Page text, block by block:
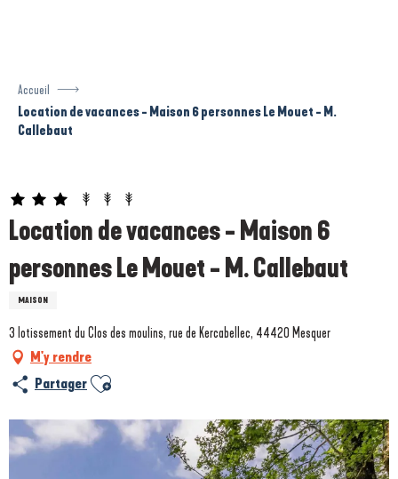
Accueil
Location de vacances - Maison 6 personnes Le Mouet - M.
Callebaut
Location de vacances - Maison 6
personnes Le Mouet - M. Callebaut
MAISON
Prestataire engagé dans une démarche écoresponsable
3 lotissement du Clos des moulins, rue de Kercabellec, 44420 Mesquer
M'y rendre
Partager Ajouter aux favoris